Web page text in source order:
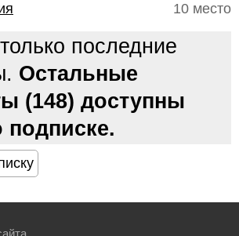
10 место
последние
Остальные
(148) доступны
подписке.